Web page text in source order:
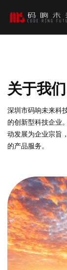
关于我们
深圳市码响未来科
的创新型科技企业
动发展为企业宗旨
的产品服务。